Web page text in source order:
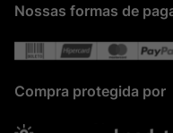
Nossas formas de
Compra protegida por